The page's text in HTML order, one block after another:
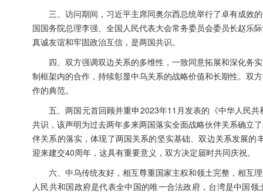
三、访问期间，习近平主席同奥尔西总统举行了卓有成效
国国务院总理李强、全国人民代表大会常务委员会委员长赵乐
真诚友谊和牢固政治互信，是两国共识。
四、双方强调双边关系的多维性，一致同意拓展和深化务
制框架内的合作，持续彰显中乌关系的战略价值和长期性。双
作的典范。
五、两国元首回顾并重申2023年11月发表的《中华人民
共识，该声明为过去两年多来两国落实全面战略伙伴关系确立
伴关系的落实，体现了两国关系的坚实基础、双边关系发展
迎来建交40周年，这具有重要意义，双方决定届时共同庆祝。
六、中乌传统友好，相互尊重国家主权和领土完整，相互
人民共和国政府是代表全中国的唯一合法政府，台湾是中国